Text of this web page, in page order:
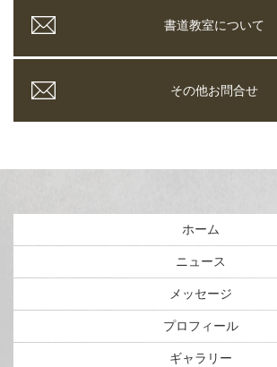
書道教室について
その他お問合せ
ホーム
ニュース
メッセージ
プロフィール
ギャラリー